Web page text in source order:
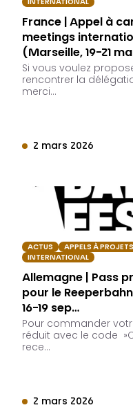
INTERNATIONAL
France | Appel à
meetings
(Marseille, 19-21
Si vous voulez
rencontrer la
merci…
2 mars 2026
ACTUS APPELS À
INTERNATIONAL
Allemagne | Pass
pour le
16-19 sep…
Pour commander
réduit avec le code
rece…
2 mars 2026